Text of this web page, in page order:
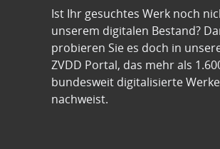
Ist Ihr gesuchtes Werk noch
unserem digitalen Bestand?
probieren Sie es doch in
ZVDD Portal, das mehr als
bundesweit digitalisierte Werke
nachweist.